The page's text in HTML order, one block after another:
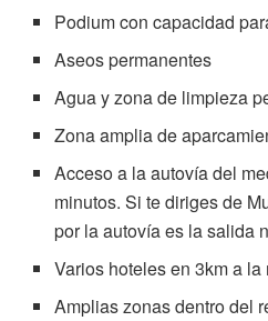
Podium con capacidad
Aseos permanentes
Agua y zona de limpieza
Zona amplia de
Acceso a la autovía del
minutos. Si te diriges de
por la autovía es la salida
Varios hoteles en 3km a la
Amplias zonas dentro del